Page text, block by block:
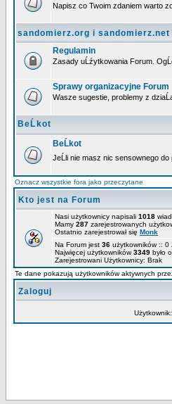
Napisz co Twoim zdaniem warto
sandomierz.org i sandomierz.net
Regulamin
Zasady uĹźytkowania Forum.
Sprawy organizacyjne Forum
Wasze sugestie, problemy z
BeĹkot
BeĹkot
JeĹli nie masz nic sensownego do
Oznacz wszystkie fora jako przeczytane
Kto jest na Forum
Nasi użytkownicy napisali 1018
Mamy 287 zarejestrowanych
Ostatnio zarejestrował się Monk
Na Forum jest 36 użytkowników ::
Najwięcej użytkowników3349 było
Zarejestrowani Użytkownicy: Brak
Te dane pokazują użytkowników aktywnych
Zaloguj
Użytkownik: